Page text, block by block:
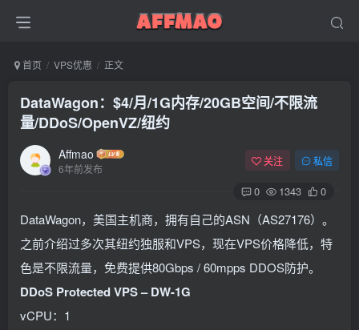
首页 VPS优惠 正文
DataWagon：$4/月/1G内存/20GB空间/不限流
量/DDoS/OpenVZ/纽约
Affmao
6年前发布
关注 私信
0 1343 0
DataWagon，美国主机商，拥有自己的ASN（AS27176）。
之前介绍过多次其纽约独服和VPS，现在VPS价格降低，特
色是不限流量，免费提供80Gbps / 60mpps DDOS防护。
DDoS Protected VPS – DW-1G
vCPU：1